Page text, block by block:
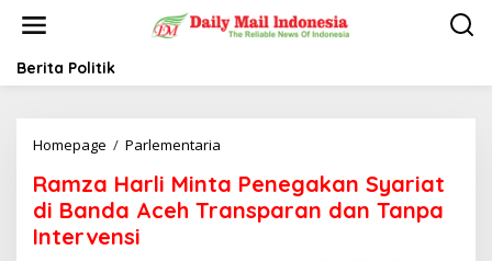
t
Berita Politik
Homepage / Parlementaria
m
z
a
Ramza Harli Minta Penegakan Syariat
di Banda Aceh Transparan dan Tanpa
Intervensi